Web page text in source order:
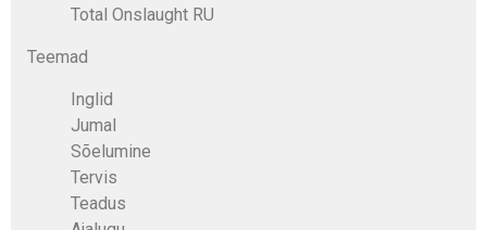
Total Onslaught RU
Teemad
Inglid
Jumal
Sõelumine
Tervis
Teadus